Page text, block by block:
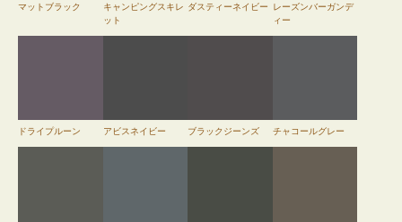
マットブラック
キャンピングスキレ
ット
ダスティーネイビー
レーズンバーガンデ
ィー
ドライプルーン アビスネイビー ブラックジーンズ チャコールグレー